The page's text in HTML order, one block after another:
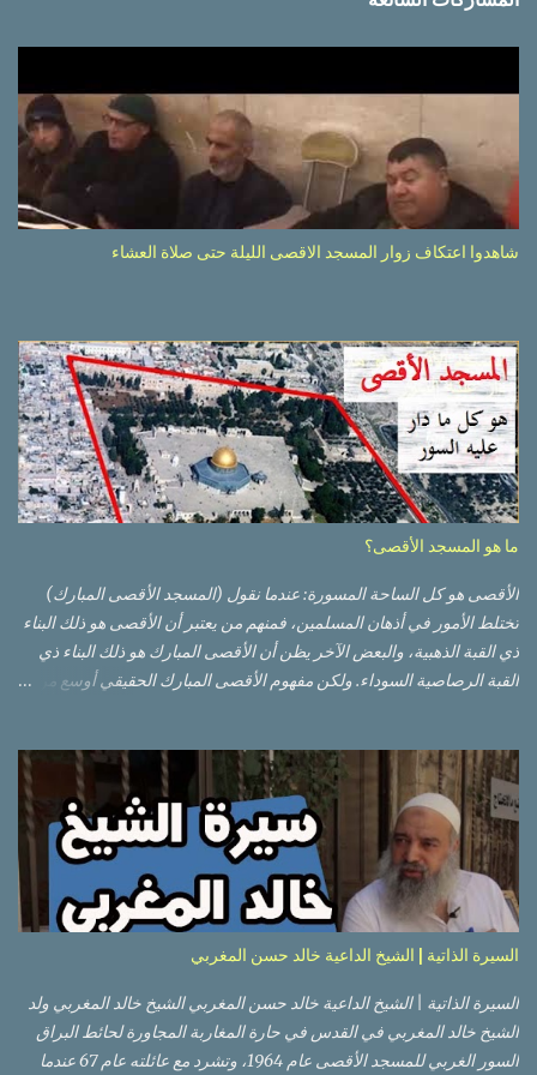
شاهدوا اعتكاف زوار المسجد الاقصى الليلة حتى صلاة العشاء
ما هو المسجد الأقصى؟
الأقصى هو كل الساحة المسورة: عندما نقول (المسجد الأقصى المبارك)
تختلط الأمور في أذهان المسلمين، فمنهم من يعتبر أن الأقصى هو ذلك البناء
ذي القبة الذهبية، والبعض الآخر يظن أن الأقصى المبارك هو ذلك البناء ذي
القبة الرصاصية السوداء. ولكن مفهوم الأقصى المبارك الحقيقي أوسع من
تلة في الزاوية الجنوبية الشرقية من مدينة القدس القديمة المسورة (البلدة
القديمة) والتي تقع في شرقي القدس فيالضفة الغربية. والمسجد الأقصى له
سور أيضاً وهو على شكل مضلع غير منتظم مساحته حوالي 144 دونم (144
كم متر مربع). المسجد الأقصى على تلة حارات البلدة القديمة – القدس
العتيقة كما هي اليوم يشمل المسجد الأقصى: قبة الصخرة المشرفة، (ذات
القبة الذهبية) والموجودة في موقع القلب بالنسبة للمسجد الأقصى
(ويستخدم الآن كمصلى للنساء يوم الجمعة). المصلى القِبلِي (المسجد
الجنوبي أو مبنى المسجد الأقصى)، ذي القبة الرصاصية السوداء، والواقع أ...
السيرة الذاتية | الشيخ الداعية خالد حسن المغربي
السيرة الذاتية | الشيخ الداعية خالد حسن المغربي الشيخ خالد المغربي ولد
الشيخ خالد المغربي في القدس في حارة المغاربة المجاورة لحائط البراق
السور الغربي للمسجد الأقصى عام 1964، وتشرد مع عائلته عام 67 عندما